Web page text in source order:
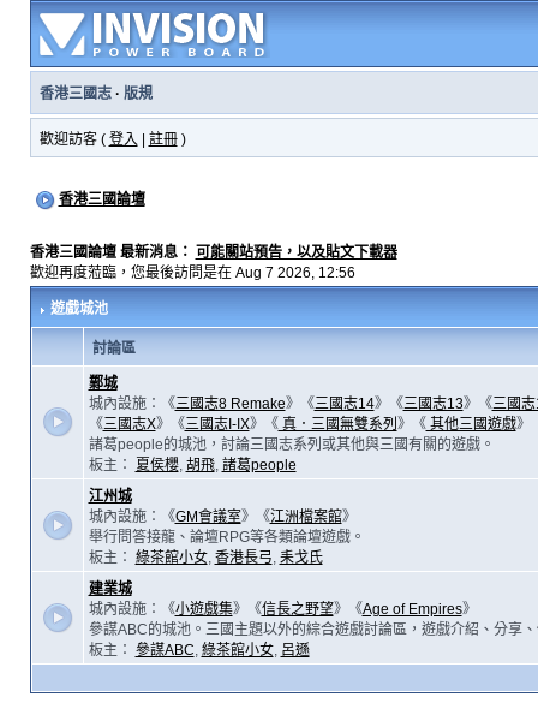
香港三國志· 版規
歡迎訪客 ( 登入 註冊)
香港三國論壇
香港三國論壇 最新消息： 可能關站預告，以及貼文下載器
歡迎再度蒞臨，您最後訪問是在 Aug 7 2026, 12:56
遊戲城池
討論區
鄴城
城內設施：《三國志8 Remake》《三國志14》《三國志13》《三國
《三國志X》《三國志I-IX》《真．三國無雙系列 》《其他三國遊戲》
諸葛people的城池，討論三國志系列或其他與三國有關的遊戲。
板主：
夏侯櫻, 胡飛, 諸葛people
江州城
城內設施：《GM會議室》《江洲檔案館》
舉行問答接龍、論壇RPG等各類論壇遊戲。
板主： 綠茶館小女, 香港長弓, 耒戈氏
建業城
城內設施：《小遊戲集》《信長之野望》《Age of Empires》
參謀ABC的城池。三國主題以外的綜合遊戲討論區，遊戲介紹、分享
板主： 參謀ABC, 綠茶館小女, 呂遜